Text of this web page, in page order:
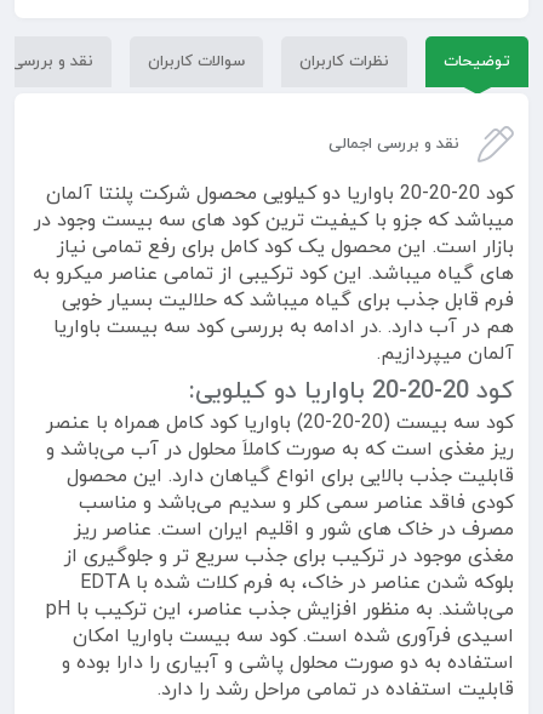
توضیحات نظرات کاربران سوالات کاربران نقد و بررسی
نقد و بررسی اجمالی
کود 20-20-20 باواریا دو کیلویی محصول شرکت پلنتا آلمان
میباشد که جزو با کیفیت ترین کود های سه بیست وجود در
بازار است. این محصول یک کود کامل برای رفع تمامی نیاز
های گیاه میباشد. این کود ترکیبی از تمامی عناصر میکرو به
فرم قابل جذب برای گیاه میباشد که حلالیت بسیار خوبی
هم در آب دارد. .در ادامه به بررسی کود سه بیست باواریا
آلمان میپردازیم.
کود 20-20-20 باواریا دو کیلویی:
کود سه بیست (20-20-20) باواریا کود کامل همراه با عنصر
ریز مغذی است که به صورت کاملاَ محلول در آب می‌باشد و
قابلیت جذب بالایی برای انواع گیاهان دارد. این محصول
کودی فاقد عناصر سمی کلر و سدیم می‌باشد و مناسب
مصرف در خاک های شور و اقلیم ایران است. عناصر ریز
مغذی موجود در ترکیب برای جذب سریع تر و جلوگیری از
بلوکه شدن عناصر در خاک، به فرم کلات شده با EDTA
می‌باشند. به منظور افزایش جذب عناصر، این ترکیب با pH
اسیدی فرآوری شده است. کود سه بیست باواریا امکان
استفاده به دو صورت محلول پاشی و آبیاری را دارا بوده و
قابلیت استفاده در تمامی مراحل رشد را دارد.